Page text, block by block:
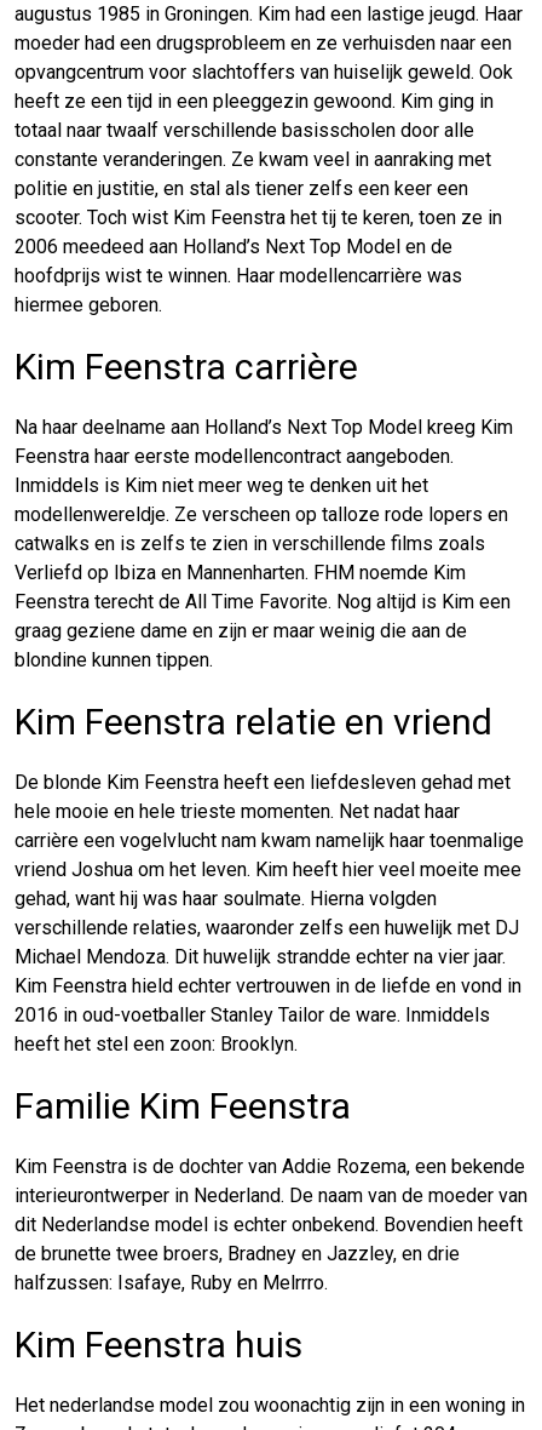
augustus 1985 in Groningen. Kim had een lastige jeugd. Haar
moeder had een drugsprobleem en ze verhuisden naar een
opvangcentrum voor slachtoffers van huiselijk geweld. Ook
heeft ze een tijd in een pleeggezin gewoond. Kim ging in
totaal naar twaalf verschillende basisscholen door alle
constante veranderingen. Ze kwam veel in aanraking met
politie en justitie, en stal als tiener zelfs een keer een
scooter. Toch wist Kim Feenstra het tij te keren, toen ze in
2006 meedeed aan Holland’s Next Top Model en de
hoofdprijs wist te winnen. Haar modellencarrière was
hiermee geboren.
Kim Feenstra carrière
Na haar deelname aan Holland’s Next Top Model kreeg Kim
Feenstra haar eerste modellencontract aangeboden.
Inmiddels is Kim niet meer weg te denken uit het
modellenwereldje. Ze verscheen op talloze rode lopers en
catwalks en is zelfs te zien in verschillende films zoals
Verliefd op Ibiza en Mannenharten. FHM noemde Kim
Feenstra terecht de All Time Favorite. Nog altijd is Kim een
graag geziene dame en zijn er maar weinig die aan de
blondine kunnen tippen.
Kim Feenstra relatie en vriend
De blonde Kim Feenstra heeft een liefdesleven gehad met
hele mooie en hele trieste momenten. Net nadat haar
carrière een vogelvlucht nam kwam namelijk haar toenmalige
vriend Joshua om het leven. Kim heeft hier veel moeite mee
gehad, want hij was haar soulmate. Hierna volgden
verschillende relaties, waaronder zelfs een huwelijk met DJ
Michael Mendoza. Dit huwelijk strandde echter na vier jaar.
Kim Feenstra hield echter vertrouwen in de liefde en vond in
2016 in oud-voetballer Stanley Tailor de ware. Inmiddels
heeft het stel een zoon: Brooklyn.
Familie Kim Feenstra
Kim Feenstra is de dochter van Addie Rozema, een bekende
interieurontwerper in Nederland. De naam van de moeder van
dit Nederlandse model is echter onbekend. Bovendien heeft
de brunette twee broers, Bradney en Jazzley, en drie
halfzussen: Isafaye, Ruby en Melrrro.
Kim Feenstra huis
Het nederlandse model zou woonachtig zijn in een woning in